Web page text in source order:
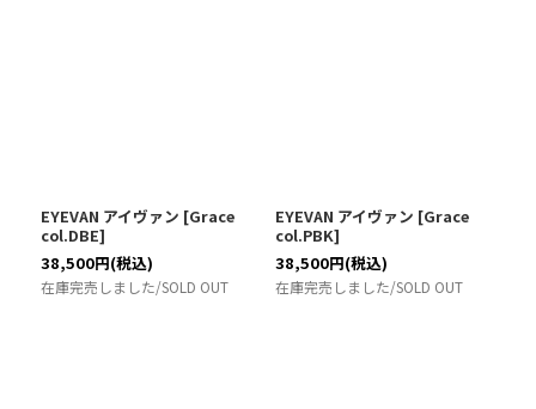
EYEVAN アイヴァン [Grace
col.DBE]
38,500円(税込)
在庫完売しました/SOLD OUT
EYEVAN アイヴァン [Grace
col.PBK]
38,500円(税込)
在庫完売しました/SOLD OUT